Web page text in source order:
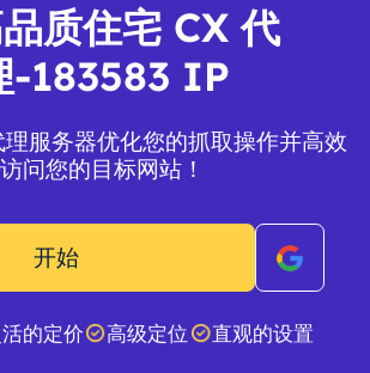
质住宅 CX 代
-183583 IP
服务器优化您的抓取操作并高效
访问您的目标网站！
开始
的定价 高级定位
直观的设置